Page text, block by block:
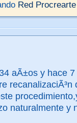
Red Procrearte
aÃ±os y hace
recanalizaciÃ³n
naturalmente y